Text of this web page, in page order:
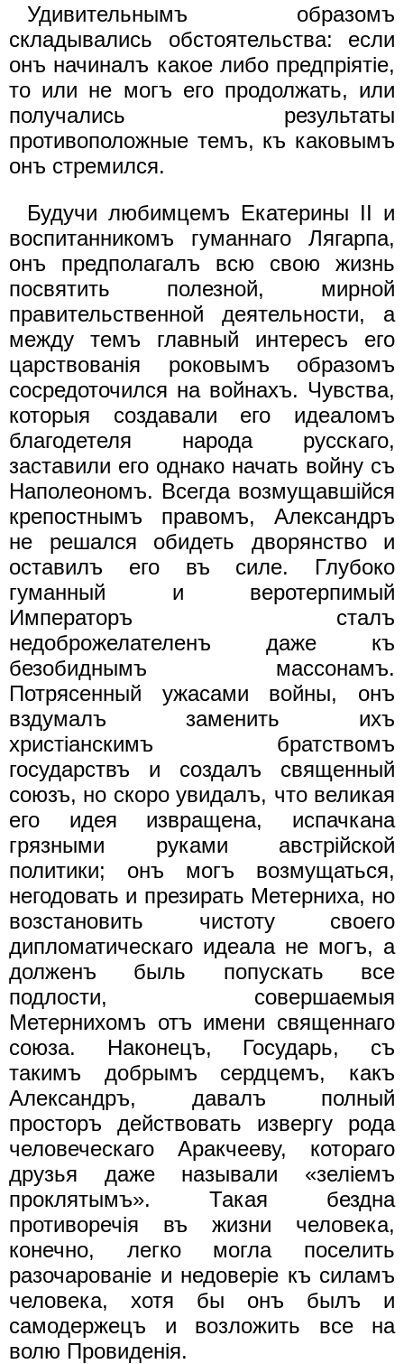
Удивительнымъ образомъ
складывались обстоятельства: если
онъ начиналъ какое либо предпрiятiе,
то или не могъ его продолжать, или
получались результаты
противоположные темъ, къ каковымъ
онъ стремился.
Будучи любимцемъ Екатерины II и
воспитанникомъ гуманнаго Лягарпа,
онъ предполагалъ всю свою жизнь
посвятить полезной, мирной
правительственной деятельности, а
между темъ главный интересъ его
царствованiя роковымъ образомъ
сосредоточился на войнахъ. Чувства,
которыя создавали его идеаломъ
благодетеля народа русскаго,
заставили его однако начать войну съ
Наполеономъ. Всегда возмущавшiйся
крепостнымъ правомъ, Александръ
не решался обидеть дворянство и
оставилъ его въ силе. Глубоко
гуманный и веротерпимый
Императоръ сталъ
недоброжелателенъ даже къ
безобиднымъ массонамъ.
Потрясенный ужасами войны, онъ
вздумалъ заменить ихъ
христiанскимъ братствомъ
государствъ и создалъ священный
союзъ, но скоро увидалъ, что великая
его идея извращена, испачкана
грязными руками австрiйской
политики; онъ могъ возмущаться,
негодовать и презирать Метерниха, но
возстановить чистоту своего
дипломатическаго идеала не могъ, а
долженъ быль попускать все
подлости, совершаемыя
Метернихомъ отъ имени священнаго
союза. Наконецъ, Государь, съ
такимъ добрымъ сердцемъ, какъ
Александръ, давалъ полный
просторъ действовать извергу рода
человеческаго Аракчееву, котораго
друзья даже называли «зелiемъ
проклятымъ». Такая бездна
противоречiя въ жизни человека,
конечно, легко могла поселить
разочарованiе и недоверiе къ силамъ
человека, хотя бы онъ былъ и
самодержецъ и возложить все на
волю Провиденiя.